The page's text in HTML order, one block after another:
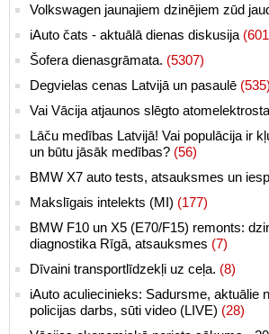
Volkswagen jaunajiem dzinējiem zūd
iAuto čats - aktuālā dienas diskusija
Šofera dienasgrāmata. (5307)
Degvielas cenas Latvijā un pasaulē (535)
Vai Vācija atjaunos slēgto
Lāču medības Latvijā! Vai populācija ir
un būtu jāsāk medības? (56)
BMW X7 auto tests, atsauksmes un
Makslīgais intelekts (MI) (177)
BMW F10 un X5 (E70/F15) remonts:
diagnostika Rīgā, atsauksmes (7)
Dīvaini transportlīdzekļi uz ceļa. (8)
iAuto aculiecinieks: Sadursme, aktuālie
policijas darbs, sūti video (LIVE) (28)